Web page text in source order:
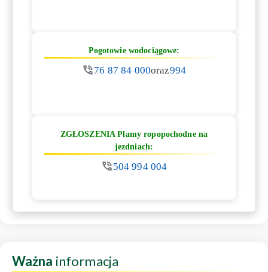
Pogotowie wodociągowe:
76 87 84 000oraz994
ZGŁOSZENIA Plamy ropopochodne na
jezdniach:
504 994 004
Ważna informacja